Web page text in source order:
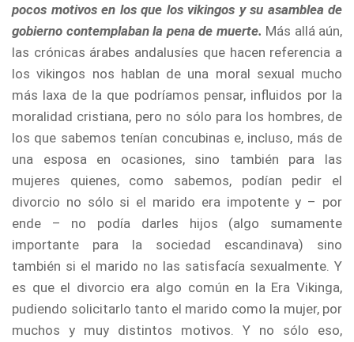
pocos motivos en los que los vikingos y su asamblea de
gobierno contemplaban la pena de muerte. Más allá aún,
las crónicas árabes andalusíes que hacen referencia a
los vikingos nos hablan de una moral sexual mucho
más laxa de la que podríamos pensar, influidos por la
moralidad cristiana, pero no sólo para los hombres, de
los que sabemos tenían concubinas e, incluso, más de
una esposa en ocasiones, sino también para las
mujeres quienes, como sabemos, podían pedir el
divorcio no sólo si el marido era impotente y – por
ende – no podía darles hijos (algo sumamente
importante para la sociedad escandinava) sino
también si el marido no las satisfacía sexualmente. Y
es que el divorcio era algo común en la Era Vikinga,
pudiendo solicitarlo tanto el marido como la mujer, por
muchos y muy distintos motivos. Y no sólo eso,